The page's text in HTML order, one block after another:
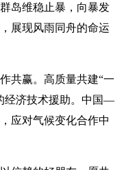
岛维稳止暴，向暴发
展现风雨同舟的命运
共赢。高质量共建“一
经济技术援助。中国—
应对气候变化合作中